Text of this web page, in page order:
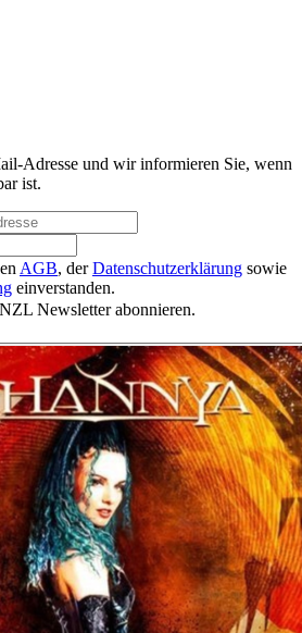
Adresse und wir informieren Sie, wenn
ist.
AGB, derDatenschutzerklärung sowie
einverstanden.
Newsletter abonnieren.